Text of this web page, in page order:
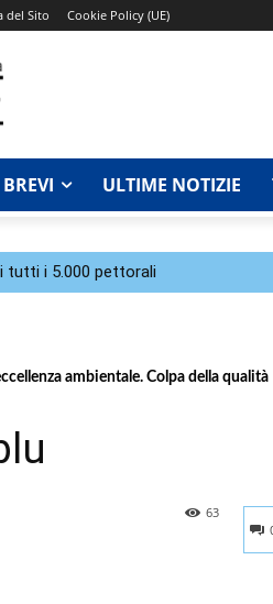
del Sito Cookie Policy (UE)
BREVI ULTIME NOTIZIE
tutti i 5.000 pettorali
ambientale. Colpa della qualità
63